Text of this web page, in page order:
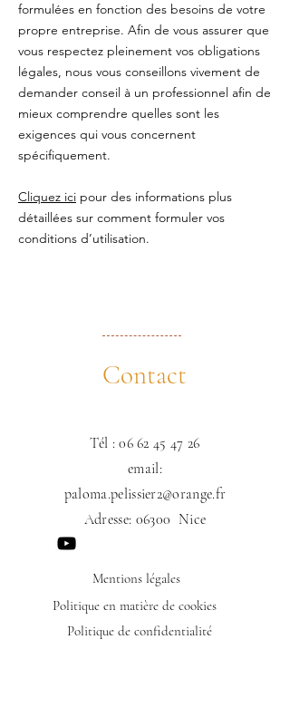
formulées en fonction des besoins de votre
propre entreprise. Afin de vous assurer que
vous respectez pleinement vos obligations
légales, nous vous conseillons vivement de
demander conseil à un professionnel afin de
mieux comprendre quelles sont les
exigences qui vous concernent
spécifiquement.
Cliquez ici pour des informations plus
détaillées sur comment formuler vos
conditions d’utilisation.
Contact
​Tél :06 62 45 47 26
email:
paloma.pelissier2@orange.fr
Adresse: 06300 Nice
Mentions légales
Politique en matière de cookies
Politique de confidentialité